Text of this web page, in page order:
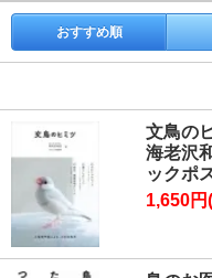
おすすめ順
文鳥の
海老沢
ックポ
1,650